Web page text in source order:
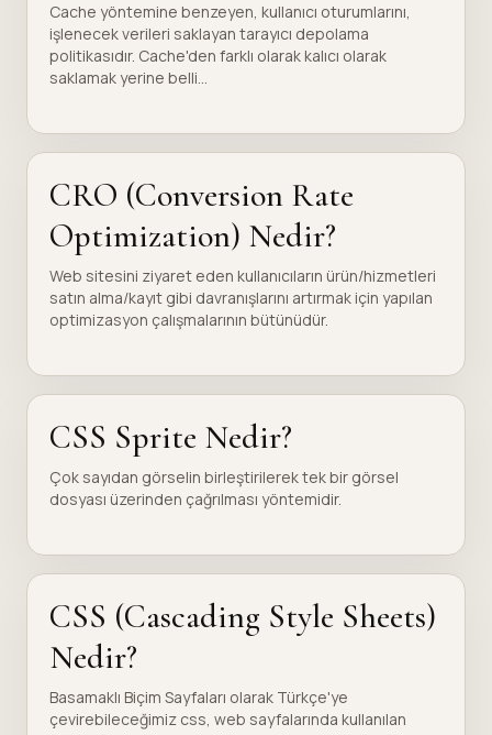
Cache yöntemine benzeyen, kullanıcı oturumlarını,
işlenecek verileri saklayan tarayıcı depolama
politikasıdır. Cache'den farklı olarak kalıcı olarak
saklamak yerine belli...
CRO (Conversion Rate
Optimization) Nedir?
Web sitesini ziyaret eden kullanıcıların ürün/hizmetleri
satın alma/kayıt gibi davranışlarını artırmak için yapılan
optimizasyon çalışmalarının bütünüdür.
CSS Sprite Nedir?
Çok sayıdan görselin birleştirilerek tek bir görsel
dosyası üzerinden çağrılması yöntemidir.
CSS (Cascading Style Sheets)
Nedir?
Basamaklı Biçim Sayfaları olarak Türkçe'ye
çevirebileceğimiz css, web sayfalarında kullanılan